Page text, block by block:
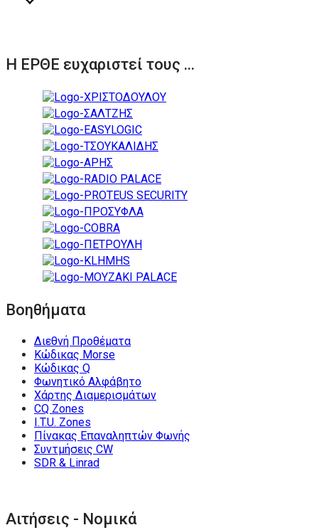
Η ΕΡΘΕ ευχαριστεί τους ...
Βοηθήματα
Διεθνή Προθέματα
Κώδικας Morse
Κώδικας Q
Φωνητικό Αλφάβητο
Χάρτης Διαμερισμάτων
CQ Zones
I.T.U. Zones
Πίνακας Επαναληπτών Φωνής
Συντμήσεις CW
SDR & Linrad
Αιτήσεις - Νομικά